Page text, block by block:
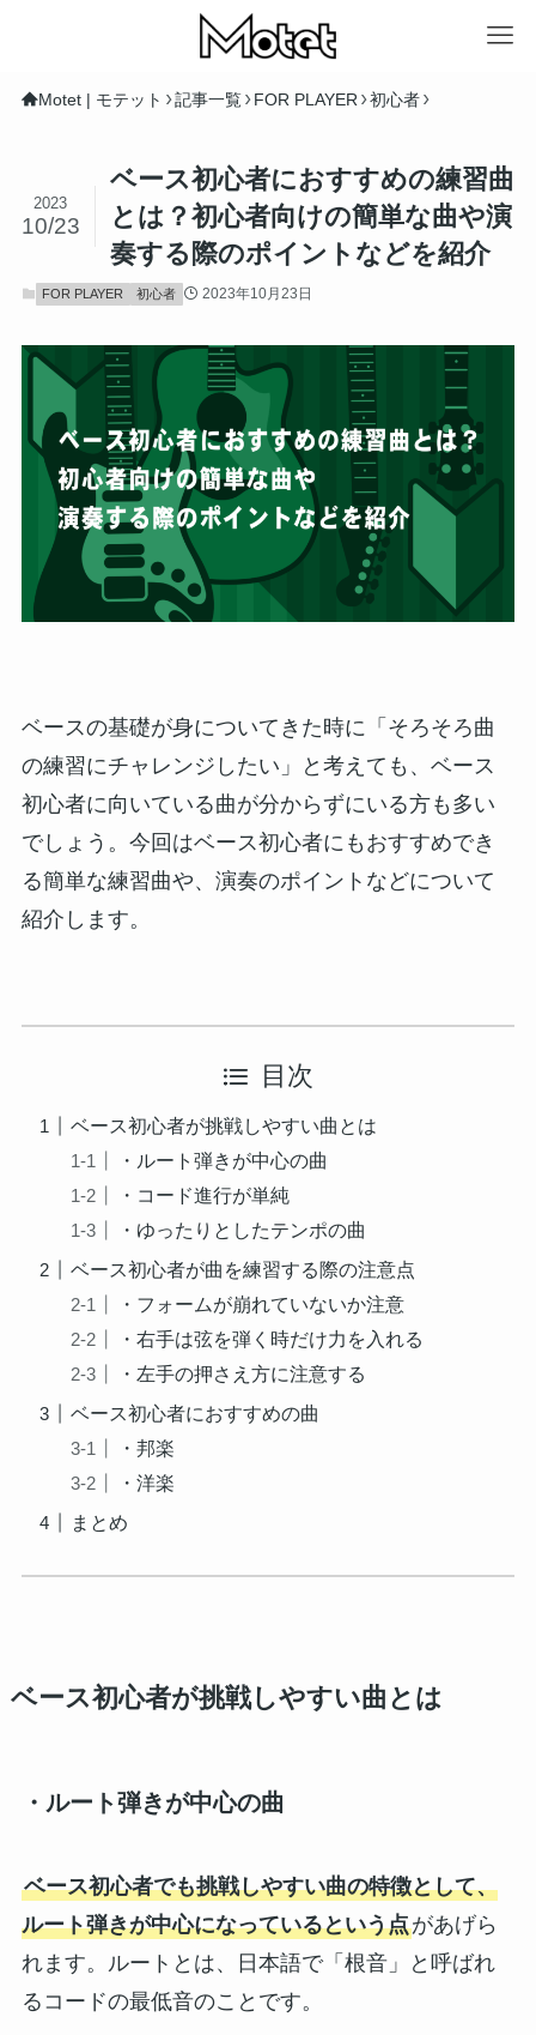
Motet | モテット 記事一覧 FOR PLAYER 初心者
ベース初心者におすすめの練習曲
とは？初心者向けの簡単な曲や演
奏する際のポイントなどを紹介
2023
10/23
FOR PLAYER 初心者 2023年10月23日
ベースの基礎が身についてきた時に「そろそろ曲
の練習にチャレンジしたい」と考えても、ベース
初心者に向いている曲が分からずにいる方も多い
でしょう。今回はベース初心者にもおすすめでき
る簡単な練習曲や、演奏のポイントなどについて
紹介します。
目次
ベース初心者が挑戦しやすい曲とは
・ルート弾きが中心の曲
・コード進行が単純
・ゆったりとしたテンポの曲
ベース初心者が曲を練習する際の注意点
・フォームが崩れていないか注意
・右手は弦を弾く時だけ力を入れる
・左手の押さえ方に注意する
ベース初心者におすすめの曲
・邦楽
・洋楽
まとめ
ベース初心者が挑戦しやすい曲とは
・ルート弾きが中心の曲
ベース初心者でも挑戦しやすい曲の特徴として、
ルート弾きが中心になっているという点があげら
れます。ルートとは、日本語で「根音」と呼ばれ
るコードの最低音のことです。